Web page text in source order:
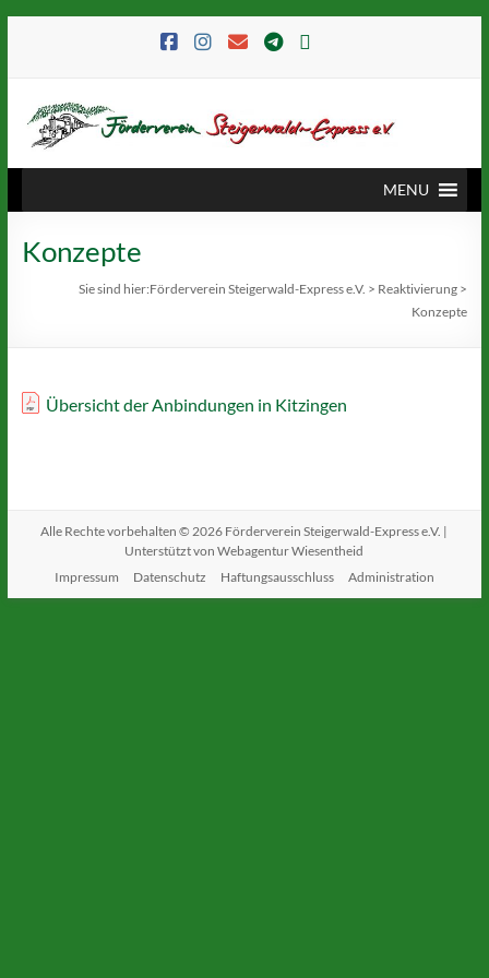
MENU
Konzepte
Sie sind hier:Förderverein Steigerwald-Express e.V. > Reaktivierung >
Konzepte
Übersicht der Anbindungen in Kitzingen
Alle Rechte vorbehalten © 2026 Förderverein Steigerwald-Express e.V. |
Unterstützt vonWebagentur Wiesentheid
Impressum
Datenschutz Haftungsausschluss Administration